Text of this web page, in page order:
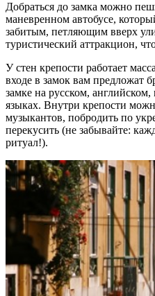
Добраться до замка можно
маневренном автобусе,
забитым, петляющим вверх
туристический аттракцион,
У стен крепости работает
входе в замок вам предложат
замке на русском,
языках. Внутри крепости
музыкантов, побродить по
перекусить (не забывайте:
ритуал!).